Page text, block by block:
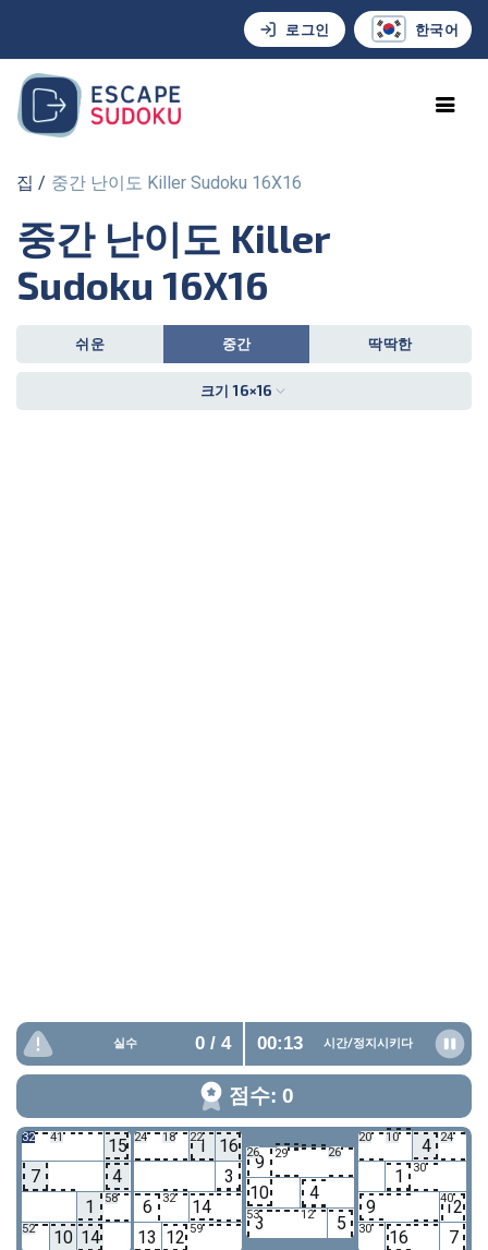
로그인 한국어
집 중간 난이도 Killer Sudoku 16X16
중간 난이도 Killer
Sudoku 16X16
쉬운 중간 딱딱한
크기 16×16
실수 0/ 4 00:13 시간/정지시키다
점수: 0
32 41
15
7
4
1
58
52 10 14
24 18 221
16
3
6
32
14
13 12 59
26 40 26
9 29
10 4
533 12 5
20 10 4 24
1 30
9 40
12
30 16 7